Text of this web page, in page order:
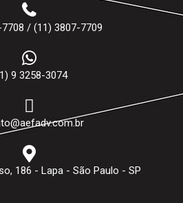
/ (11) 3807-7709
9 3258-3074
186 - Lapa - São Paulo - SP